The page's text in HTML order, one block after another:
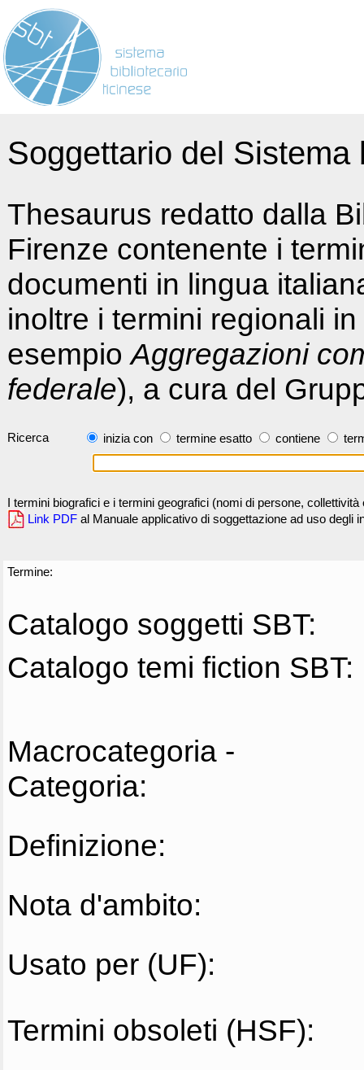
Soggettario del
Thesaurus redatto dalla
Firenze contenente i
documenti in lingua
inoltre i termini regionali
esempioAggregazioni
federale), a cura del
Ricerca inizia con termine esatto contiene
I termini biografici e i termini geografici (nomi di persone,
Link PDF al Manuale applicativo di soggettazione ad uso degli
Termine:
Catalogo soggetti SBT:
Catalogo temi fiction SBT:
Macrocategoria -
Categoria:
Definizione:
Nota d'ambito:
Usato per (UF):
Termini obsoleti (HSF):